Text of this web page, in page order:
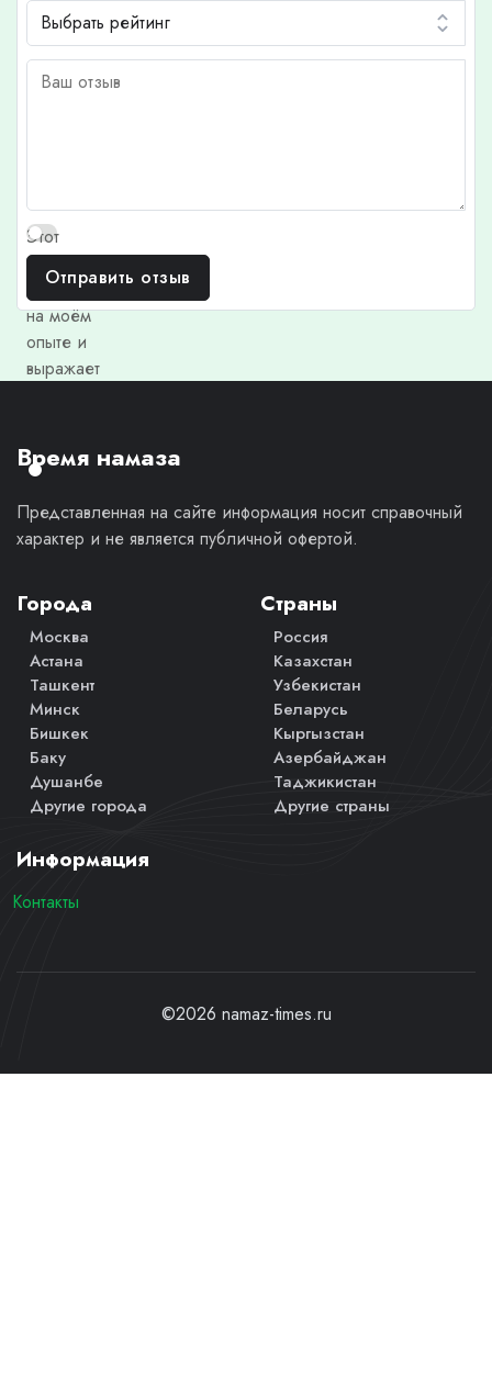
Этот
отзыв
основан
на моём
опыте и
выражает
мнение.
Отправить отзыв
Время намаза
Представленная на сайте информация носит справочный
характер и не является публичной офертой.
Города
Москва
Астана
Ташкент
Минск
Бишкек
Баку
Душанбе
Другие города
Страны
Россия
Казахстан
Узбекистан
Беларусь
Кыргызстан
Азербайджан
Таджикистан
Другие страны
Информация
Контакты
©2026 namaz-times.ru